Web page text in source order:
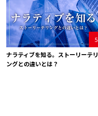
5
ナラティブを知る。ストーリーテリ
ングとの違いとは？